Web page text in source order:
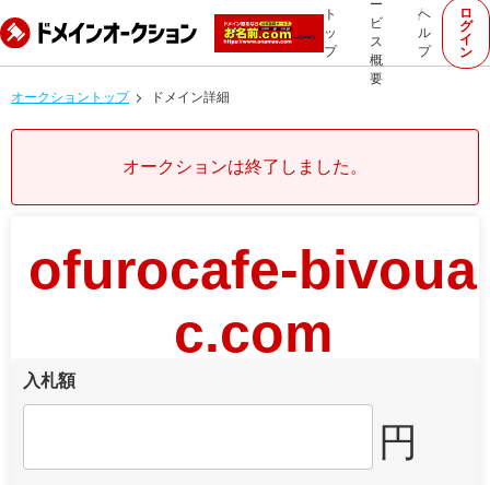
ト
ッ
プ
ー
ビ
ス
概
要
ヘ
ル
プ
ロ
グ
イ
ン
オークショントップ ドメイン詳細
オークションは終了しました。
ofurocafe-bivoua
c.com
入札額
円